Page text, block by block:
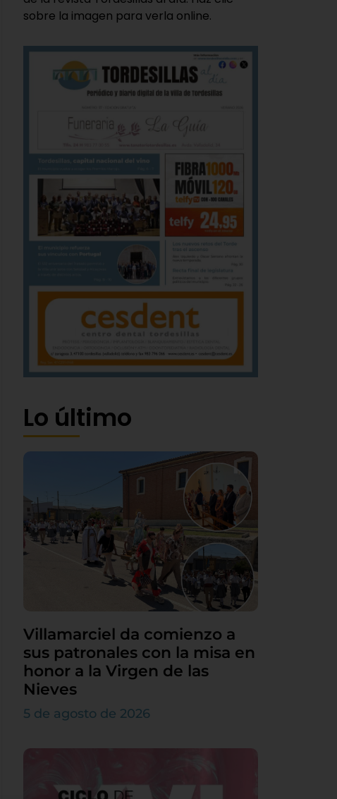
sobre la imagen para verla online.
Lo último
Villamarciel da comienzo a
sus patronales con la misa en
honor a la Virgen de las
Nieves
5 de agosto de 2026